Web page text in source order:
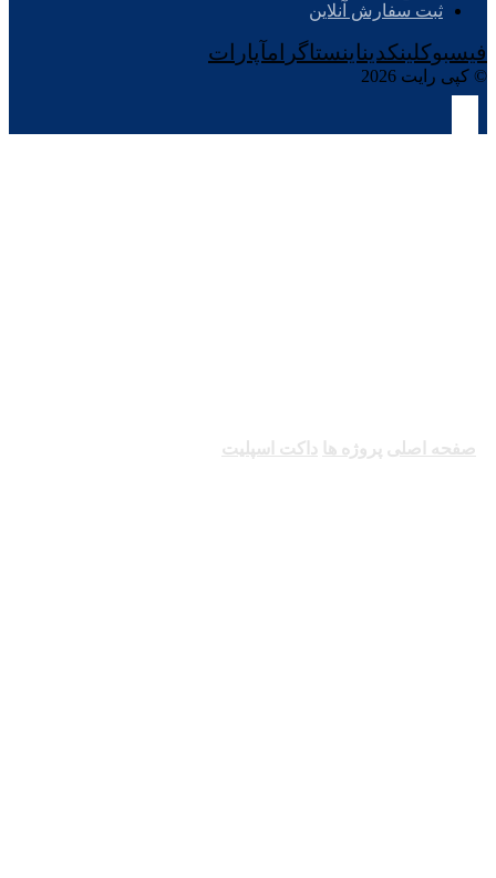
ثبت سفارش آنلاین
فیسبوکلینکدیناینستاگرامآپارات
© کپی رایت 2026
صفحه اصلی پروژه ها داکت اسپلیت